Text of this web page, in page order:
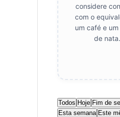
considere
com o
um café e
de nata.
Todos Hoje Fim de
Esta semana Este